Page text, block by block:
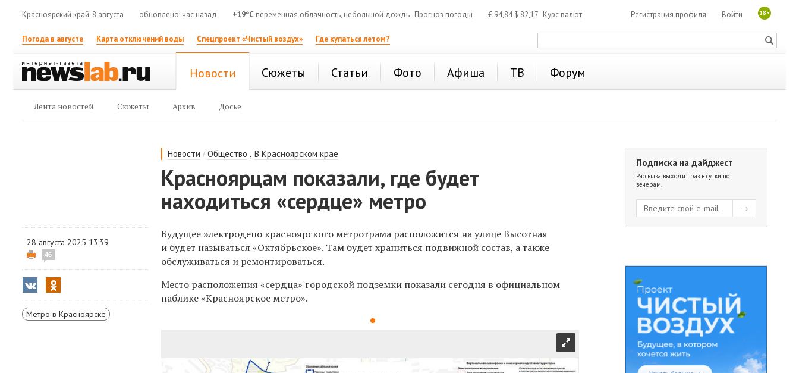
Красноярский край, 8 августа обновлено: час назад +19°C переменная облачность, небольшой дождь Прогноз погоды € 94,84$ 82,17 Курс валют 18+
Войти
Регистрация профиля
Погода в августе Карта отключений воды Спецпроект «Чистый воздух» Где купаться летом?
Новости Сюжеты Статьи Фото Афиша ТВ Форум
Лента новостей Сюжеты Архив Досье
Новости /Общество ,В Красноярском крае
Красноярцам показали, где будет
находиться «сердце» метро
28 августа 2025 13:39
46
Метро в Красноярске
Будущее электродепо красноярского метротрама расположится на улице Высотная
и будет называться «Октябрьское». Там будет храниться подвижной состав, а также
обслуживаться и ремонтироваться.
Место расположения «сердца» городской подземки показали сегодня в официальном
паблике «Красноярское метро».
Подписка на дайджест
Рассылка выходит раз в сутки по
вечерам.